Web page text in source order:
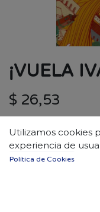
¡VUELA
$ 26,53
Utilizamos cookies
experiencia de
Política de Cookies